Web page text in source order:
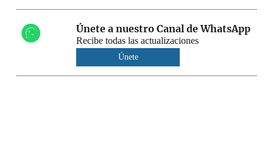
Únete a nuestro Canal de WhatsApp
Recibe todas las actualizaciones
Únete